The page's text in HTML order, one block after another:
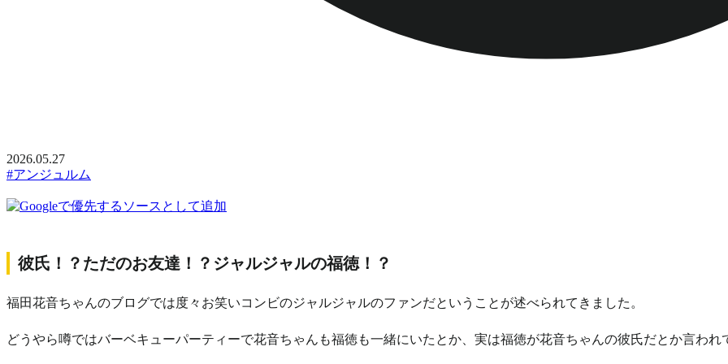
2026.05.27
#アンジュルム
彼氏！？ただのお友達！？ジャルジャルの福徳！？
福田花音ちゃんのブログでは度々お笑いコンビのジャルジャルのファンだということが述べられてきました。
どうやら噂ではバーベキューパーティーで花音ちゃんも福徳も一緒にいたとか、実は福徳が花音ちゃんの彼氏だとか言われ